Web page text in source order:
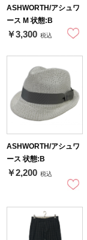
ASHWORTH/アシュワ
ース M 状態:B
￥3,300 税込
ASHWORTH/アシュワ
ース 状態:B
￥2,200 税込